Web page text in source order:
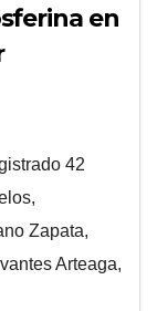
en
42
Zapata,
Arteaga,